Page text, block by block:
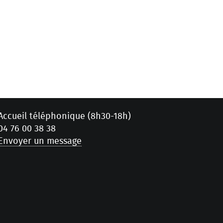
téléphonique (8h30-18h)
76 00 38 38
Envoyer un message